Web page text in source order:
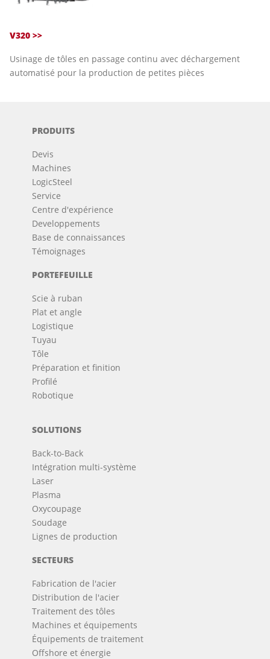
V320 >>
Usinage de tôles en passage continu avec déchargement
automatisé pour la production de petites pièces
PRODUITS
Devis
Machines
LogicSteel
Service
Centre d'expérience
Developpements
Base de connaissances
Témoignages
PORTEFEUILLE
Scie à ruban
Plat et angle
Logistique
Tuyau
Tôle
Préparation et finition
Profilé
Robotique
SOLUTIONS
Back-to-Back
Intégration multi-système
Laser
Plasma
Oxycoupage
Soudage
Lignes de production
SECTEURS
Fabrication de l'acier
Distribution de l'acier
Traitement des tôles
Machines et équipements
Équipements de traitement
Offshore et énergie